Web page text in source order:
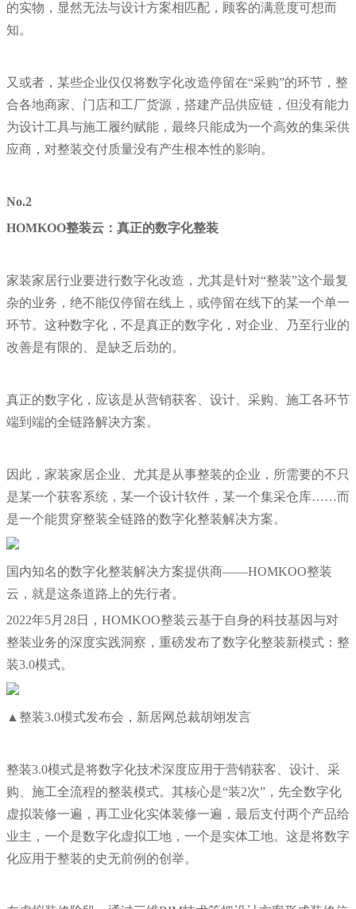
的实物，显然无法与设计方案相匹配，顾客的满意度可想而
知。
又或者，某些企业仅仅将数字化改造停留在“采购”的环节，整
合各地商家、门店和工厂货源，搭建产品供应链，但没有能力
为设计工具与施工履约赋能，最终只能成为一个高效的集采供
应商，对整装交付质量没有产生根本性的影响。
No.2
HOMKOO整装云：真正的数字化整装
家装家居行业要进行数字化改造，尤其是针对“整装”这个最复
杂的业务，绝不能仅停留在线上，或停留在线下的某一个单一
环节。这种数字化，不是真正的数字化，对企业、乃至行业的
改善是有限的、是缺乏后劲的。
真正的数字化，应该是从营销获客、设计、采购、施工各环节
端到端的全链路解决方案。
因此，家装家居企业、尤其是从事整装的企业，所需要的不只
是某一个获客系统，某一个设计软件，某一个集采仓库……而
是一个能贯穿整装全链路的数字化整装解决方案。
国内知名的数字化整装解决方案提供商——HOMKOO整装
云，就是这条道路上的先行者。
2022年5月28日，HOMKOO整装云基于自身的科技基因与对
整装业务的深度实践洞察，重磅发布了数字化整装新模式：整
装3.0模式。
▲整装3.0模式发布会，新居网总裁胡翊发言
整装3.0模式是将数字化技术深度应用于营销获客、设计、采
购、施工全流程的整装模式。其核心是“装2次”，先全数字化
虚拟装修一遍，再工业化实体装修一遍，最后支付两个产品给
业主，一个是数字化虚拟工地，一个是实体工地。这是将数字
化应用于整装的史无前例的创举。